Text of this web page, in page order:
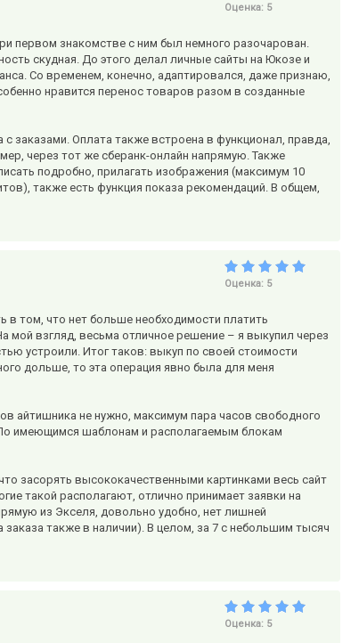
Оценка: 5
первом знакомстве с ним был немного разочарован.
скудная. До этого делал личные сайты на Юкозе и
Со временем, конечно, адаптировался, даже признаю,
нравится перенос товаров разом в созданные
с заказами. Оплата также встроена в функционал, правда,
через тот же сберанк-онлайн напрямую. Также
подробно, прилагать изображения (максимум 10
также есть функция показа рекомендаций. В общем,
Оценка: 5
в том, что нет больше необходимости платить
мой взгляд, весьма отличное решение – я выкупил через
устроили. Итог таков: выкуп по своей стоимости
дольше, то эта операция явно была для меня
айтишника не нужно, максимум пара часов свободного
имеющимся шаблонам и располагаемым блокам
засорять высококачественными картинками весь сайт
такой располагают, отлично принимает заявки на
из Экселя, довольно удобно, нет лишней
также в наличии). В целом, за 7 с небольшим тысяч
Оценка: 5